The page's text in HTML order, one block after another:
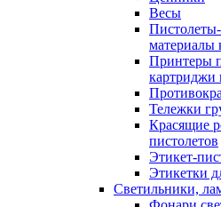
Весы
материалы
Принтеры
картриджи
Тележки
Красящие
пистолетов
Этикет-
Этикетки
Светильники,